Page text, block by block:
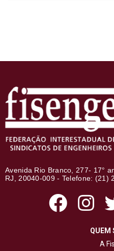
Avenida Rio Branco, 277- 17°
RJ, 20040-009 - Telefone: (21)
QUEM
A